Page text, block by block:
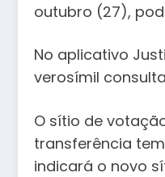
outubro (27),
No aplicativo
verosímil
O sítio de
transferência
indicará o novo